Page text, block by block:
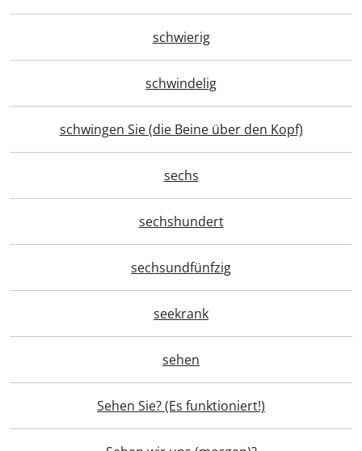
schwierig
schwindelig
schwingen Sie (die Beine über den Kopf)
sechs
sechshundert
sechsundfünfzig
seekrank
sehen
Sehen Sie? (Es funktioniert!)